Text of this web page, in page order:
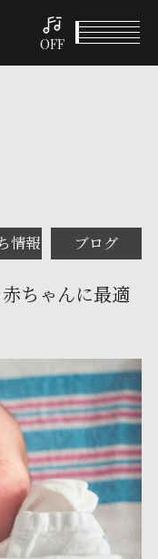
OFF
情報 ブログ
ちゃんに最適